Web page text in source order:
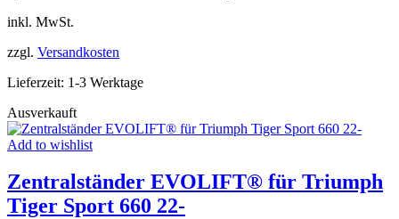
inkl. MwSt.
zzgl. Versandkosten
Lieferzeit: 1-3 Werktage
Ausverkauft
Add to wishlist
Zentralständer EVOLIFT® für Triumph
Tiger Sport 660 22-